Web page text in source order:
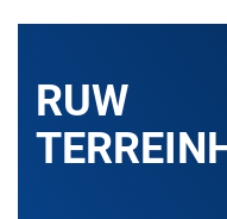
RUW